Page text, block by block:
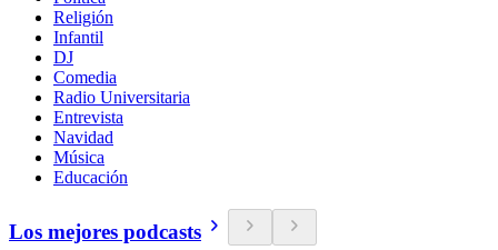
Religión
Infantil
DJ
Comedia
Radio Universitaria
Entrevista
Navidad
Música
Educación
Los mejores podcasts